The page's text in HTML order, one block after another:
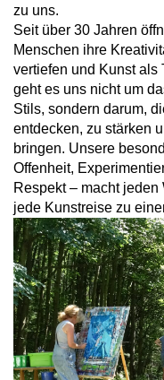
zu uns.
Seit über 30 Jahren
Menschen ihre
vertiefen und Kunst als
geht es uns nicht um
Stils, sondern darum,
entdecken, zu stärken
bringen. Unsere
Offenheit,
Respekt – macht
jede Kunstreise zu